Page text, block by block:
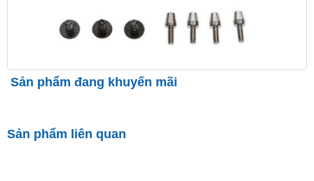
Sản phẩm đang khuyến mãi
Sản phẩm liên quan